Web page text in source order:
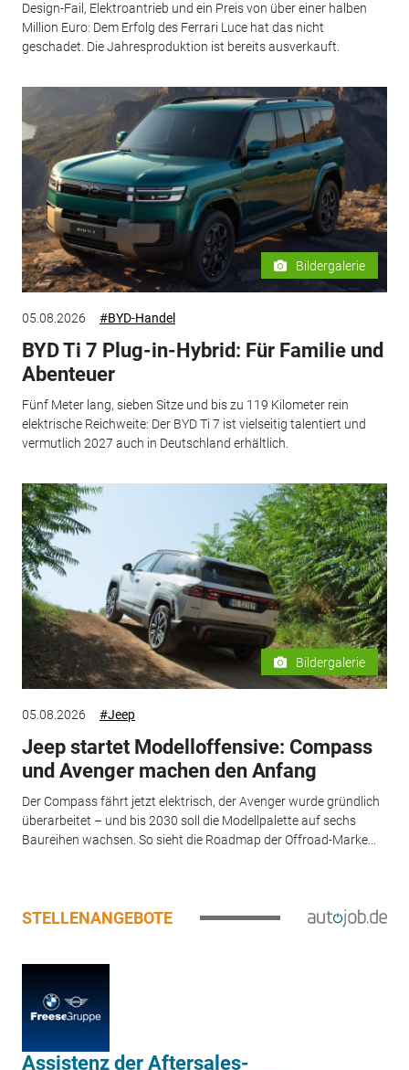
Design-Fail, Elektroantrieb und ein Preis von über einer halben
Million Euro: Dem Erfolg des Ferrari Luce hat das nicht
geschadet. Die Jahresproduktion ist bereits ausverkauft.
Bildergalerie
05.08.2026 #BYD-Handel
BYD Ti 7 Plug-in-Hybrid: Für Familie und
Abenteuer
Fünf Meter lang, sieben Sitze und bis zu 119 Kilometer rein
elektrische Reichweite: Der BYD Ti 7 ist vielseitig talentiert und
vermutlich 2027 auch in Deutschland erhältlich.
Bildergalerie
05.08.2026 #Jeep
Jeep startet Modelloffensive: Compass
und Avenger machen den Anfang
Der Compass fährt jetzt elektrisch, der Avenger wurde gründlich
überarbeitet – und bis 2030 soll die Modellpalette auf sechs
Baureihen wachsen. So sieht die Roadmap der Offroad-Marke...
STELLENANGEBOTE
Assistenz der Aftersales-